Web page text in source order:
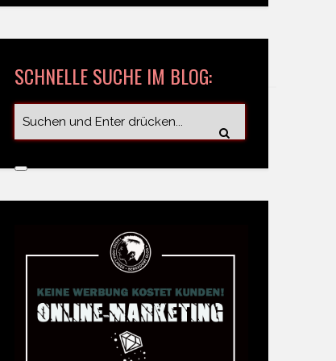
SCHNELLE SUCHE IM BLOG: